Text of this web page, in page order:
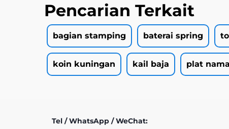
Pencarian Terkait
bagian stamping baterai spring
koin kuningan kail baja plat
Tel / WhatsApp / WeChat: